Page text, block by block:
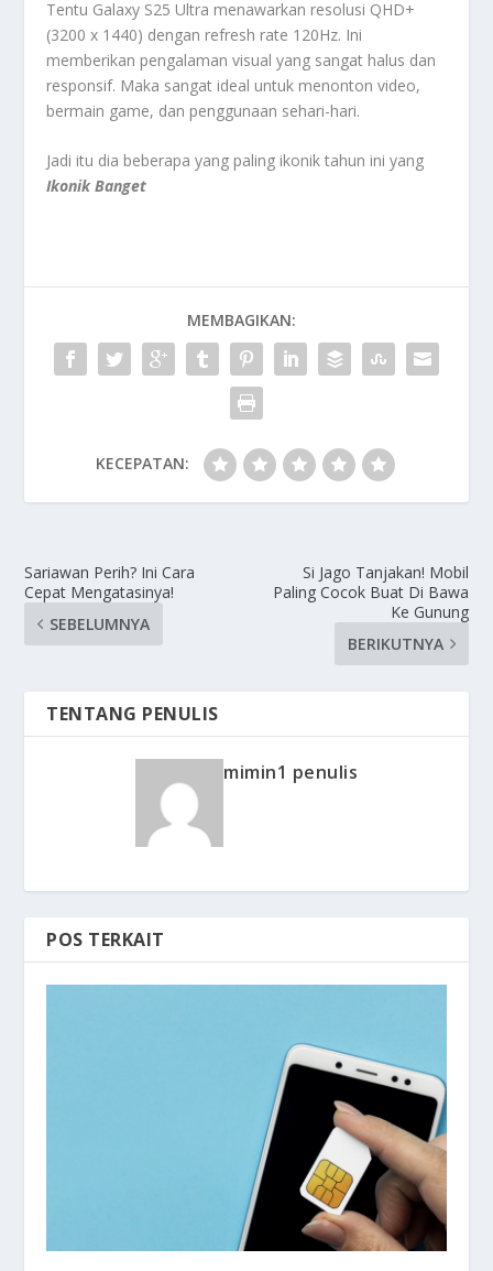
Tentu Galaxy S25 Ultra menawarkan resolusi QHD+
(3200 x 1440) dengan refresh rate 120Hz. Ini
memberikan pengalaman visual yang sangat halus dan
responsif. Maka sangat ideal untuk menonton video,
bermain game, dan penggunaan sehari-hari.
Jadi itu dia beberapa yang paling ikonik tahun ini yang
Ikonik Banget
MEMBAGIKAN:
KECEPATAN:
Sariawan Perih? Ini Cara
Cepat Mengatasinya!
SEBELUMNYA
Si Jago Tanjakan! Mobil
Paling Cocok Buat Di Bawa
Ke Gunung
BERIKUTNYA
TENTANG PENULIS
mimin1 penulis
POS TERKAIT